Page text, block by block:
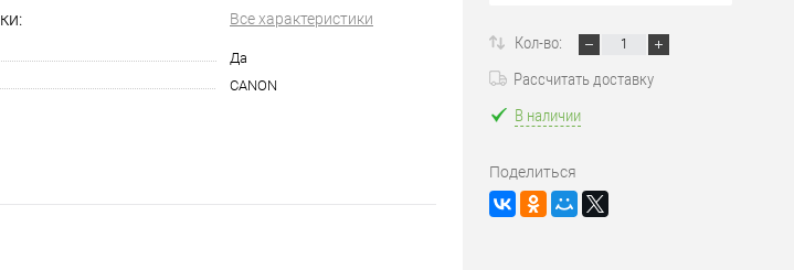
Все характеристики
Да
CANON
Кол-во:
Рассчитать доставку
В наличии
Поделиться